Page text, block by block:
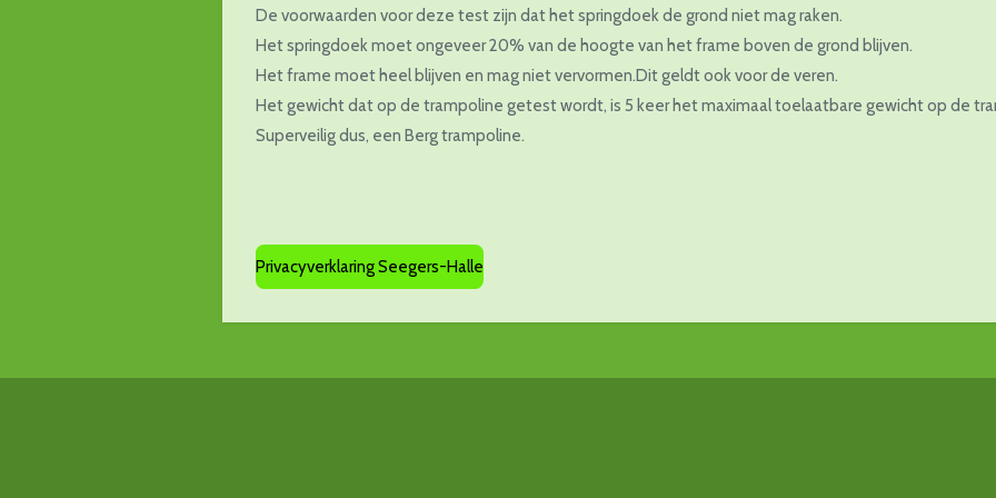
De voorwaarden voor deze test zijn dat het springdoek de grond niet mag raken.
Het springdoek moet ongeveer 20% van de hoogte van het frame boven de grond blijven.
Het frame moet heel blijven en mag niet vervormen.Dit geldt ook voor de veren.
Het gewicht dat op de trampoline getest wordt, is 5 keer het maximaal toelaatbare gewicht op de
Superveilig dus, een Berg trampoline.
Privacyverklaring Seegers-Halle